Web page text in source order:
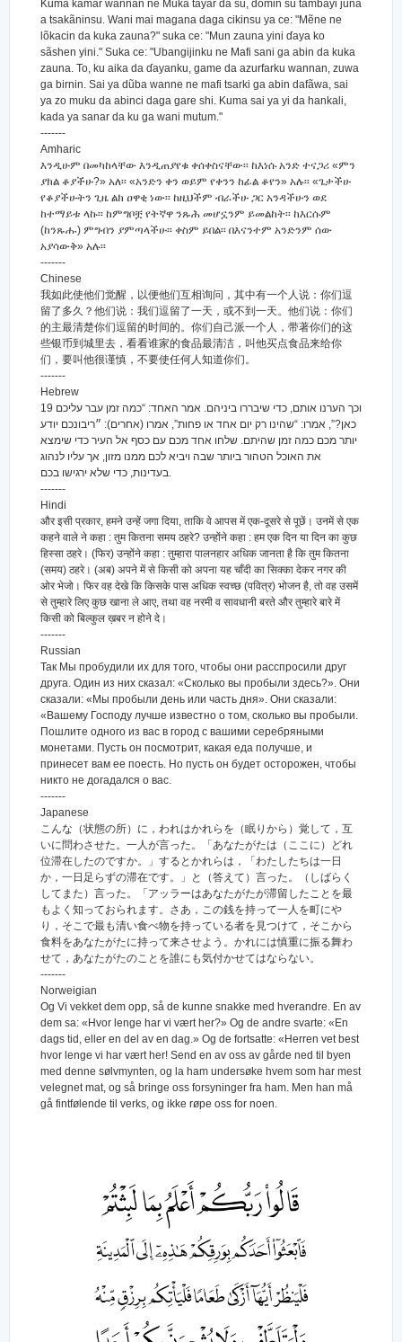
Kuma kamar wannan ne Muka tãyar da su, dõmin su tambayi jũna
a tsakãninsu. Wani mai magana daga cikinsu ya ce: "Mẽne ne
lõkacin da kuka zauna?" suka ce: "Mun zauna yini ɗaya ko
sãshen yini." Suka ce: "Ubangijinku ne Mafi sani ga abin da kuka
zauna. To, ku aika da ɗayanku, game da azurfarku wannan, zuwa
ga birnin. Sai ya dũba wanne ne mafi tsarki ga abin dafãwa, sai
ya zo muku da abinci daga gare shi. Kuma sai ya yi da hankali,
kada ya sanar da ku ga wani mutum."
-------
Amharic
እንዲሁም በመካከላቸው እንዲጠያየቁ ቀሰቀስናቸው፡፡ ከእነሱ አንድ ተናጋሪ «ምን
ያክል ቆያችሁ?» አለ፡፡ «አንድን ቀን ወይም የቀንን ከፊል ቆየን» አሉ፡፡ «ጌታችሁ
የቆያችሁትን ጊዜ ልክ ዐዋቂ ነው፡፡ ከዚህችም ብራችሁ ጋር አንዳችሁን ወደ
ከተማይቱ ላኩ፡፡ ከምግቦቿ የትኛዋ ንጹሕ መሆኗንም ይመልከት፡፡ ከእርሱም
(ከንጹሑ) ምግብን ያምጣላችሁ፡፡ ቀስም ይበል፡፡ በእናንተም አንድንም ሰው
አያሳውቅ» አሉ፡፡
-------
Chinese
我如此使他们觉醒，以便他们互相询问，其中有一个人说：你们逗
留了多久？他们说：我们逗留了一天，或不到一天。他们说：你们
的主最清楚你们逗留的时间的。你们自己派一个人，带著你们的这
些银币到城里去，看看谁家的食品最清洁，叫他买点食品来给你
们，要叫他很谨慎，不要使任何人知道你们。
-------
Hebrew
19 וכך הערנו אותם, כדי שיבררו ביניהם. אמר האחד: “כמה זמן עבר עליכם
כאן?”, אמרו: “שהינו רק יום אחד או פחות”, אמרו (אחרים): ״ריבונכם יודע
יותר מכם כמה זמן שהיתם. שלחו אחד מכם עם כסף אל העיר כדי שימצא
את האוכל הטהור ביותר שבה ויביא לכם ממנו מזון, אך עליו לנהוג
-------
Hindi
और इसी प्रकार, हमने उन्हें जगा दिया, ताकि वे आपस में एक-दूसरे से पूछें। उनमें से एक
कहने वाले ने कहा : तुम कितना समय ठहरे? उन्होंने कहा : हम एक दिन या दिन का कुछ
हिस्सा ठहरे। (फिर) उन्होंने कहा : तुम्हारा पालनहार अधिक जानता है कि तुम कितना
(समय) ठहरे। (अब) अपने में से किसी को अपना यह चाँदी का सिक्का देकर नगर की
ओर भेजो। फिर वह देखे कि किसके पास अधिक स्वच्छ (पवित्र) भोजन है, तो वह उसमें
से तुम्हारे लिए कुछ खाना ले आए, तथा वह नरमी व सावधानी बरते और तुम्हारे बारे में
किसी को बिल्कुल ख़बर न होने दे।
-------
Russian
Так Мы пробудили их для того, чтобы они расспросили друг
друга. Один из них сказал: «Сколько вы пробыли здесь?». Они
сказали: «Мы пробыли день или часть дня». Они сказали:
«Вашему Господу лучше известно о том, сколько вы пробыли.
Пошлите одного из вас в город с вашими серебряными
монетами. Пусть он посмотрит, какая еда получше, и
принесет вам ее поесть. Но пусть он будет осторожен, чтобы
никто не догадался о вас.
-------
Japanese
こんな（状態の所）に，われはかれらを（眠りから）覚して，互
いに問わさせた。一人が言った。「あなたがたは（ここに）どれ
位滞在したのですか。」するとかれらは，「わたしたちは一日
か，一日足らずの滞在です。」と（答えて）言った。（しばらく
してまた）言った。「アッラーはあなたがたが滞留したことを最
もよく知っておられます。さあ，この銭を持って一人を町にや
り，そこで最も清い食べ物を持っている者を見つけて，そこから
食料をあなたがたに持って来させよう。かれには慎重に振る舞わ
せて，あなたがたのことを誰にも気付かせてはならない。
-------
Norweigian
Og Vi vekket dem opp, så de kunne snakke med hverandre. En av
dem sa: «Hvor lenge har vi vært her?» Og de andre svarte: «En
dags tid, eller en del av en dag.» Og de fortsatte: «Herren vet best
hvor lenge vi har vært her! Send en av oss av gårde ned til byen
med denne sølvmynten, og la ham undersøke hvem som har mest
velegnet mat, og så bringe oss forsyninger fra ham. Men han må
gå fintfølende til verks, og ikke røpe oss for noen.